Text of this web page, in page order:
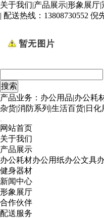
关于我们|产品展示|形象展厅|
| 配送热线： 13808730552 倪
产品业务：办公用品|办公耗
杂货|消防系列|生活百货|日
网站首页
关于我们
产品展示
办公耗材办公用纸办公文具
健身器材
新闻中心
形象展厅
合作伙伴
配送服务